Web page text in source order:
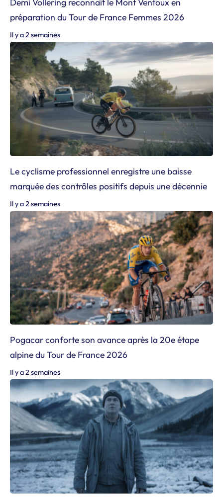
Demi Vollering reconnaît le Mont Ventoux en
préparation du Tour de France Femmes 2026
Il y a 2 semaines
Le cyclisme professionnel enregistre une baisse
marquée des contrôles positifs depuis une décennie
Il y a 2 semaines
Pogacar conforte son avance après la 20e étape
alpine du Tour de France 2026
Il y a 2 semaines